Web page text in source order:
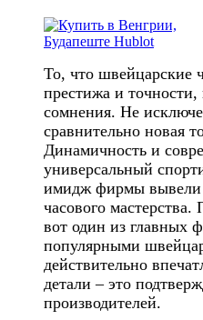
То, что швейцарские
престижа и точности,
сомнения. Не
сравнительно новая
Динамичность и
универсальный
имидж фирмы вывели
часового
вот один из главных
популярными
действительно
детали – это
производителей.